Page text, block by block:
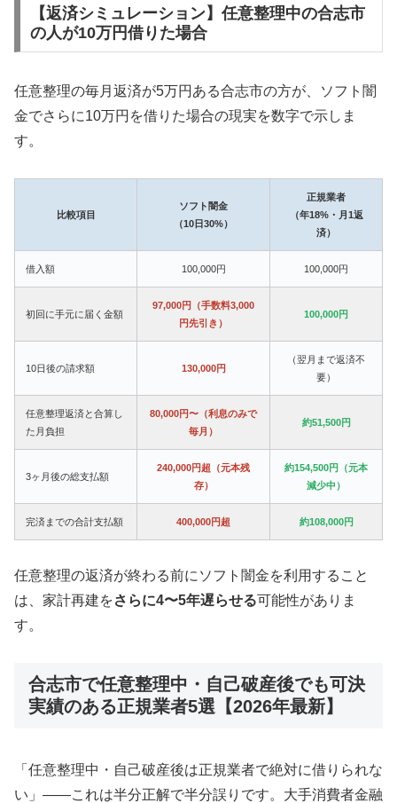
【返済シミュレーション】任意整理中の合志市
の人が10万円借りた場合
任意整理の毎月返済が5万円ある合志市の方が、ソフト闇
金でさらに10万円を借りた場合の現実を数字で示しま
す。
比較項目
ソフト闇金
（10日30%）
正規業者
（年18%・月1返
済）
借入額 100,000円 100,000円
初回に手元に届く金額
97,000円（手数料3,000
円先引き）
100,000円
10日後の請求額 130,000円
（翌月まで返済不
要）
任意整理返済と合算し
た月負担
80,000円〜（利息のみで
毎月）
約51,500円
3ヶ月後の総支払額
240,000円超（元本残
存）
約154,500円（元本
減少中）
完済までの合計支払額 400,000円超 約108,000円
任意整理の返済が終わる前にソフト闇金を利用すること
は、家計再建をさらに4〜5年遅らせる可能性がありま
す。
合志市で任意整理中・自己破産後でも可決
実績のある正規業者5選【2026年最新】
「任意整理中・自己破産後は正規業者で絶対に借りられな
い」——これは半分正解で半分誤りです。大手消費者金融